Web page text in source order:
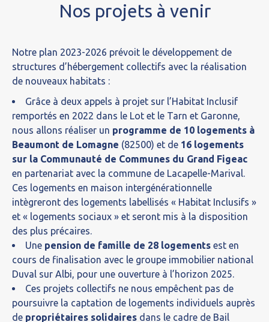
Nos projets à venir
Notre plan 2023-2026 prévoit le développement de
structures d’hébergement collectifs avec la réalisation
de nouveaux habitats :
Grâce à deux appels à projet sur l’Habitat Inclusif
remportés en 2022 dans le Lot et le Tarn et Garonne,
nous allons réaliser un programme de 10 logements à
Beaumont de Lomagne (82500) et de 16 logements
sur la Communauté de Communes du Grand Figeac
en partenariat avec la commune de Lacapelle-Marival.
Ces logements en maison intergénérationnelle
intègreront des logements labellisés « Habitat Inclusifs »
et « logements sociaux » et seront mis à la disposition
des plus précaires.
Une pension de famille de 28 logements est en
cours de finalisation avec le groupe immobilier national
Duval sur Albi, pour une ouverture à l’horizon 2025.
Ces projets collectifs ne nous empêchent pas de
poursuivre la captation de logements individuels auprès
de propriétaires solidaires dans le cadre de Bail